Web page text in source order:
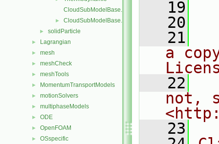
CloudSubModelBase.C
► CloudSubModelBase.H
► solidParticle
► Lagrangian
► mesh
► meshCheck
► meshTools
► MomentumTransportModels
► motionSolvers
► multiphaseModels
► ODE
► OpenFOAM
► OSspecific
   19
   20
   21
a
   22
not,
   23